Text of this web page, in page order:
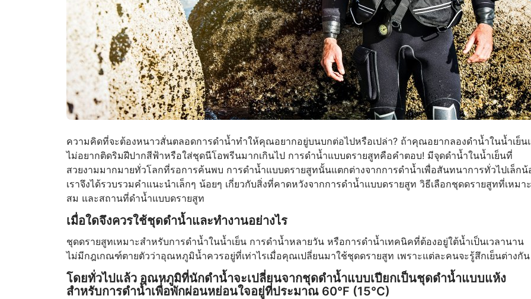
ความคิดที่จะต้องหนาวสั่นตลอดการดำน้ำทำให้คุณอยากอยู่บนบกต่อไปหรือเปล่า? ถ้าคุณอยากลองดำน้ำในน้ำเย็น
ไม่อยากติดริมฝีปากสีฟ้าหรือใส่ชุดนีโอพรีนมากเกินไป การดำน้ำแบบดรายสูทคือคำตอบ! มีจุดดำน้ำในน้ำเย็นที่
สวยงามมากมายทั่วโลกที่รอการค้นพบ การดำน้ำแบบดรายสูทนั้นแตกต่างจากการดำน้ำเพื่อสันทนาการทั่วไปเล็กน้
เราจึงได้รวบรวมคำแนะนำเล็กๆ น้อยๆ เกี่ยวกับสิ่งที่คาดหวังจากการดำน้ำแบบดรายสูท วิธีเลือกชุดดรายสูทที่เหมาะ
สม และสถานที่ดำน้ำแบบดรายสูท
เมื่อใดจึงควรใช้ชุดดำน้ำและทำงานอย่างไร
ชุดดรายสูทเหมาะสำหรับการดำน้ำในน้ำเย็น การดำน้ำหลายวัน หรือการดำน้ำเทคนิคที่ต้องอยู่ใต้น้ำเป็นเวลานาน
ไม่มีกฎเกณฑ์ตายตัวว่าอุณหภูมิน้ำควรอยู่ที่เท่าไรเมื่อคุณเปลี่ยนมาใช้ชุดดรายสูท เพราะแต่ละคนจะรู้สึกเย็นต่างกัน
โดยทั่วไปแล้ว อุณหภูมิที่นักดำน้ำจะเปลี่ยนจากชุดดำน้ำแบบเปียกเป็นชุดดำน้ำแบบแห้ง
สำหรับการดำน้ำเพื่อพักผ่อนหย่อนใจอยู่ที่ประมาณ 60°F (15°C)